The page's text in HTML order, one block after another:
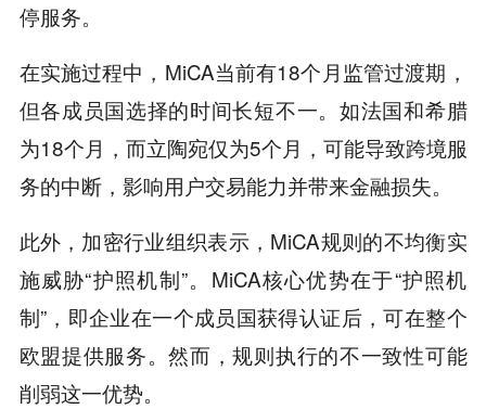
停服务。
在实施过程中，MiCA当前有18个月监管过渡期，
但各成员国选择的时间长短不一。如法国和希腊
为18个月，而立陶宛仅为5个月，可能导致跨境服
务的中断，影响用户交易能力并带来金融损失。
此外，加密行业组织表示，MiCA规则的不均衡实
施威胁“护照机制”。MiCA核心优势在于“护照机
制”，即企业在一个成员国获得认证后，可在整个
欧盟提供服务。然而，规则执行的不一致性可能
削弱这一优势。